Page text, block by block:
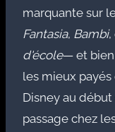
marquante sur
Fantasia, Bambi,
d'école— et bien
les mieux
Disney au début
passage chez